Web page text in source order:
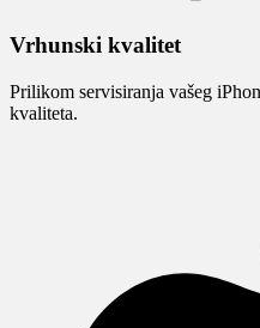
Vrhunski kvalitet
Prilikom servisiranja vašeg
kvaliteta.